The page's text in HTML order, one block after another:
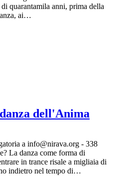
quarantamila anni, prima della
ai…
dell'Anima
a info@nirava.org - 338
La danza come forma di
in trance risale a migliaia di
indietro nel tempo di…